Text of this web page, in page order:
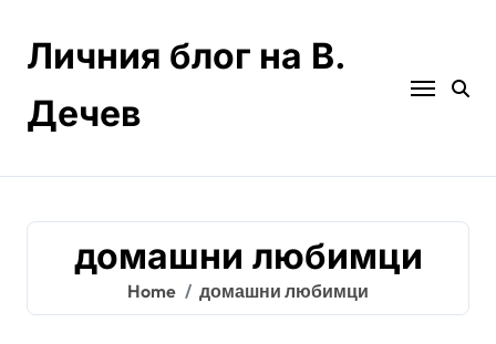
contentЛичния блог на В.
Дечев
домашни любимци
Home домашни любимци